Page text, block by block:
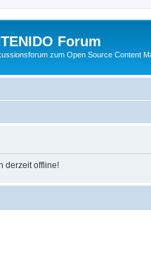
Forum
zum Open Source Content
derzeit offline!